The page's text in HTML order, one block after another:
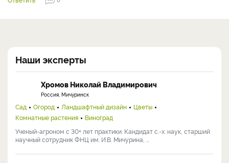
Наши эксперты
Хромов Николай Владимирович
Россия, Мичуринск
Сад Огород Ландшафтный дизайн
Цветы
Комнатные растения
Виноград
Ученый-агроном с 30+ лет практики. Кандидат с.-х. наук, старший
научный сотрудник ФНЦ им. И.В. Мичурина, ...